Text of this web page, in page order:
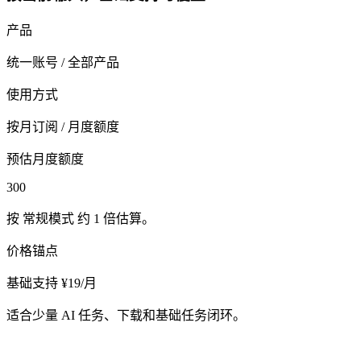
产品
统一账号 /全部产品
使用方式
按月订阅 / 月度额度
预估月度额度
300
按 常规模式 约 1 倍估算。
价格锚点
基础支持 ¥19/月
适合少量 AI 任务、下载和基础任务闭环。